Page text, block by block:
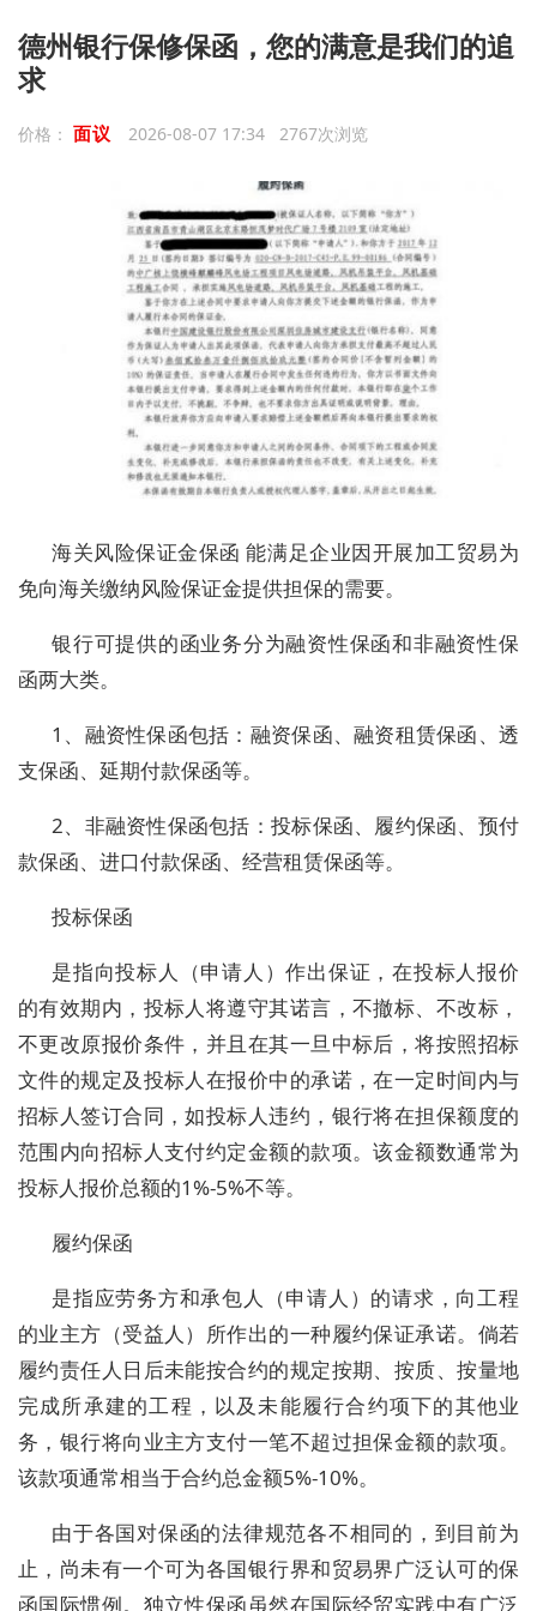
德州银行保修保函，您的满意是我们的追
求
价格： 面议 2026-08-07 17:34 2767次浏览
海关风险保证金保函 能满足企业因开展加工贸易为
免向海关缴纳风险保证金提供担保的需要。
银行可提供的函业务分为融资性保函和非融资性保
函两大类。
1、融资性保函包括：融资保函、融资租赁保函、透
支保函、延期付款保函等。
2、非融资性保函包括：投标保函、履约保函、预付
款保函、进口付款保函、经营租赁保函等。
投标保函
是指向投标人（申请人）作出保证，在投标人报价
的有效期内，投标人将遵守其诺言，不撤标、不改标，
不更改原报价条件，并且在其一旦中标后，将按照招标
文件的规定及投标人在报价中的承诺，在一定时间内与
招标人签订合同，如投标人违约，银行将在担保额度的
范围内向招标人支付约定金额的款项。该金额数通常为
投标人报价总额的1%-5%不等。
履约保函
是指应劳务方和承包人（申请人）的请求，向工程
的业主方（受益人）所作出的一种履约保证承诺。倘若
履约责任人日后未能按合约的规定按期、按质、按量地
完成所承建的工程，以及未能履行合约项下的其他业
务，银行将向业主方支付一笔不超过担保金额的款项。
该款项通常相当于合约总金额5%-10%。
由于各国对保函的法律规范各不相同的，到目前为
止，尚未有一个可为各国银行界和贸易界广泛认可的保
函国际惯例。独立性保函虽然在国际经贸实践中有广泛